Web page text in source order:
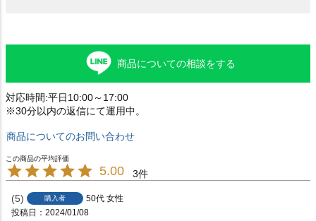
商品についての相談をする
対応時間:平日10:00～17:00
※30分以内の返信にて運用中。
商品についてのお問い合わせ
5.00 3
5 購入者 50代 女性
投稿日
2024/01/08